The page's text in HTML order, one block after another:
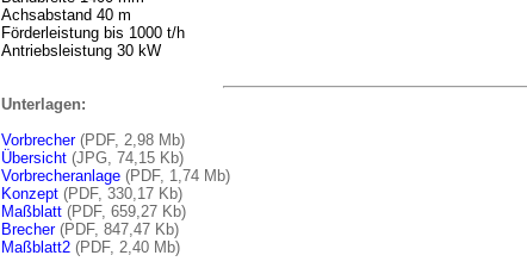
Achsabstand 40 m
Förderleistung bis 1000 t/h
Antriebsleistung 30 kW
Unterlagen:
Vorbrecher(PDF, 2,98 Mb)
Übersicht (JPG, 74,15 Kb)
Vorbrecheranlage (PDF, 1,74 Mb)
Konzept (PDF, 330,17 Kb)
Maßblatt (PDF, 659,27 Kb)
Brecher(PDF, 847,47 Kb)
Maßblatt2 (PDF, 2,40 Mb)